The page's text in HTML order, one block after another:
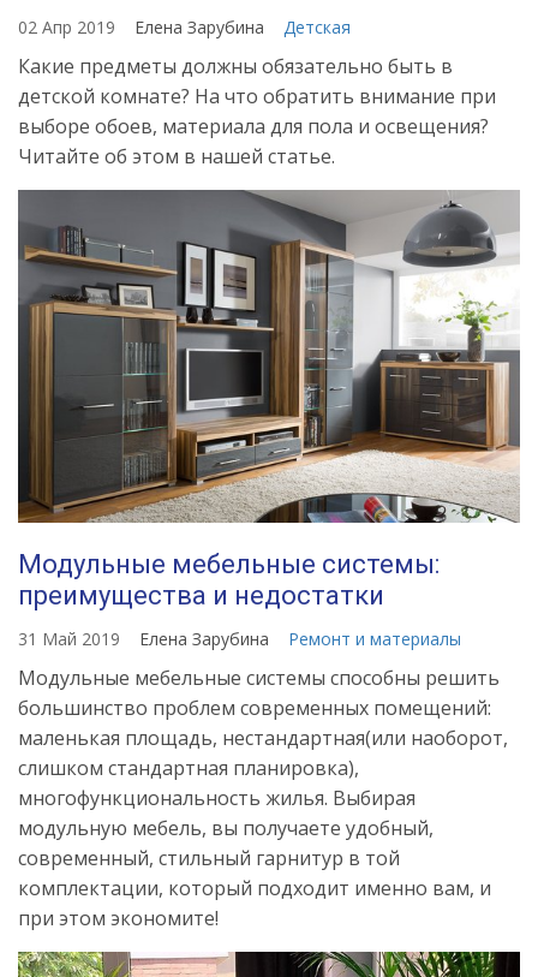
02 Апр 2019 Елена Зарубина Детская
Какие предметы должны обязательно быть в
детской комнате? На что обратить внимание при
выборе обоев, материала для пола и освещения?
Читайте об этом в нашей статье.
Модульные мебельные системы:
преимущества и недостатки
31 Май 2019 Елена Зарубина Ремонт и материалы
Модульные мебельные системы способны решить
большинство проблем современных помещений:
маленькая площадь, нестандартная(или наоборот,
слишком стандартная планировка),
многофункциональность жилья. Выбирая
модульную мебель, вы получаете удобный,
современный, стильный гарнитур в той
комплектации, который подходит именно вам, и
при этом экономите!